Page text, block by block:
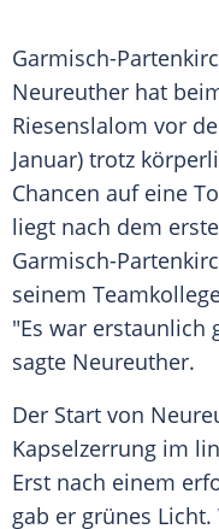
Garmisch-
Neureuther hat
Riesenslalom vor
Januar) trotz
Chancen auf eine
liegt nach dem
Garmisch-
seinem
"Es war erstaunlich
sagte Neureuther.
Der Start von
Kapselzerrung im
Erst nach einem
gab er grünes